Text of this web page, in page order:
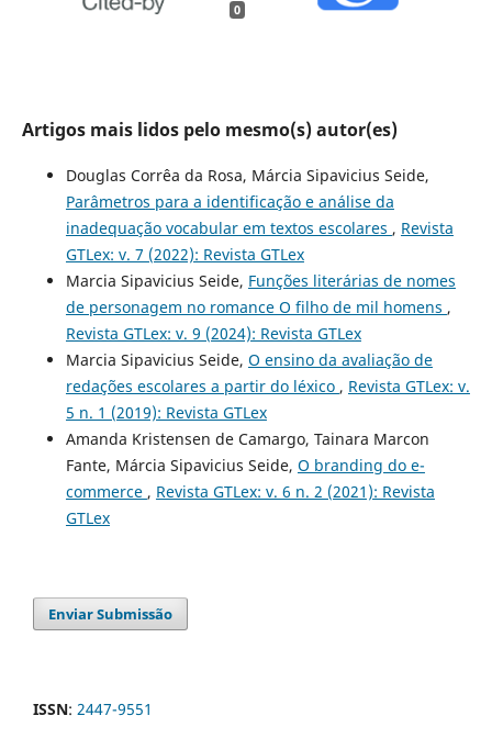
0
Artigos mais lidos pelo mesmo(s) autor(es)
Douglas Corrêa da Rosa, Márcia Sipavicius Seide,
Parâmetros para a identificação e análise da
inadequação vocabular em textos escolares , Revista
GTLex: v. 7 (2022): Revista GTLex
Marcia Sipavicius Seide, Funções literárias de nomes
de personagem no romance O filho de mil homens ,
Revista GTLex: v. 9 (2024): Revista GTLex
Marcia Sipavicius Seide, O ensino da avaliação de
redações escolares a partir do léxico , Revista GTLex: v.
5 n. 1 (2019): Revista GTLex
Amanda Kristensen de Camargo, Tainara Marcon
Fante, Márcia Sipavicius Seide, O branding do e-
commerce , Revista GTLex: v. 6 n. 2 (2021): Revista
GTLex
Enviar Submissão
ISSN: 2447-9551